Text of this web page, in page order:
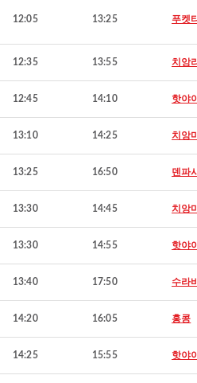
12:05 13:25 푸켓
12:35 13:55 치앙
12:45 14:10 핫야
13:10 14:25 치앙
13:25 16:50 덴파
13:30 14:45 치앙
13:30 14:55 핫야
13:40 17:50 수라
14:20 16:05 홍콩
14:25 15:55 핫야